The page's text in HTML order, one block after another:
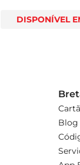
DISPONÍVEL
Blog